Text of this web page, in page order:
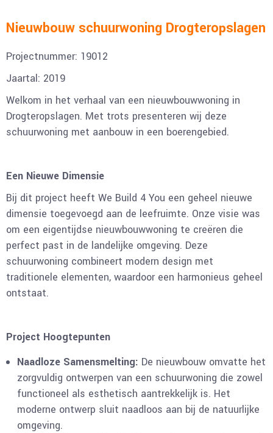
Nieuwbouw schuurwoning Drogteropslagen
Projectnummer: 19012
Jaartal: 2019
Welkom in het verhaal van een nieuwbouwwoning in
Drogteropslagen. Met trots presenteren wij deze
schuurwoning met aanbouw in een boerengebied.
Een Nieuwe Dimensie
Bij dit project heeft We Build 4 You een geheel nieuwe
dimensie toegevoegd aan de leefruimte. Onze visie was
om een eigentijdse nieuwbouwwoning te creëren die
perfect past in de landelijke omgeving. Deze
schuurwoning combineert modern design met
traditionele elementen, waardoor een harmonieus geheel
ontstaat.
Project Hoogtepunten
Naadloze Samensmelting: De nieuwbouw omvatte het
zorgvuldig ontwerpen van een schuurwoning die zowel
functioneel als esthetisch aantrekkelijk is. Het
moderne ontwerp sluit naadloos aan bij de natuurlijke
omgeving.